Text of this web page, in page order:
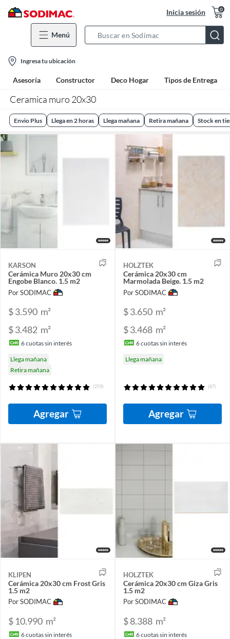
Inicia sesión 0
Menú
Bar
location-
icon
Ingresa tu ubicación
Asesoría Constructor Deco Hogar Tipos de Entrega
Ceramica muro 20x30
Envio Plus Llega en 2 horas Llega mañana Retira mañana Stock en
KARSON
Cerámica Muro 20x30 cm
Engobe Blanco. 1.5 m2
Por SODIMAC
$ 3.590 m²
$ 3.482 m²
6cuotas sin interés
Llega mañana
Retira mañana
(259)
Agregar
HOLZTEK
Cerámica 20x30 cm
Marmolada Beige. 1.5 m2
Por SODIMAC
$ 3.650 m²
$ 3.468 m²
6cuotas sin interés
Llega mañana
(87)
Agregar
KLIPEN
Cerámica 20x30 cm Frost Gris
1.5 m2
Por SODIMAC
$ 10.990 m²
6cuotas sin interés
HOLZTEK
Cerámica 20x30 cm Giza Gris
1.5 m2
Por SODIMAC
$ 8.388 m²
6cuotas sin interés